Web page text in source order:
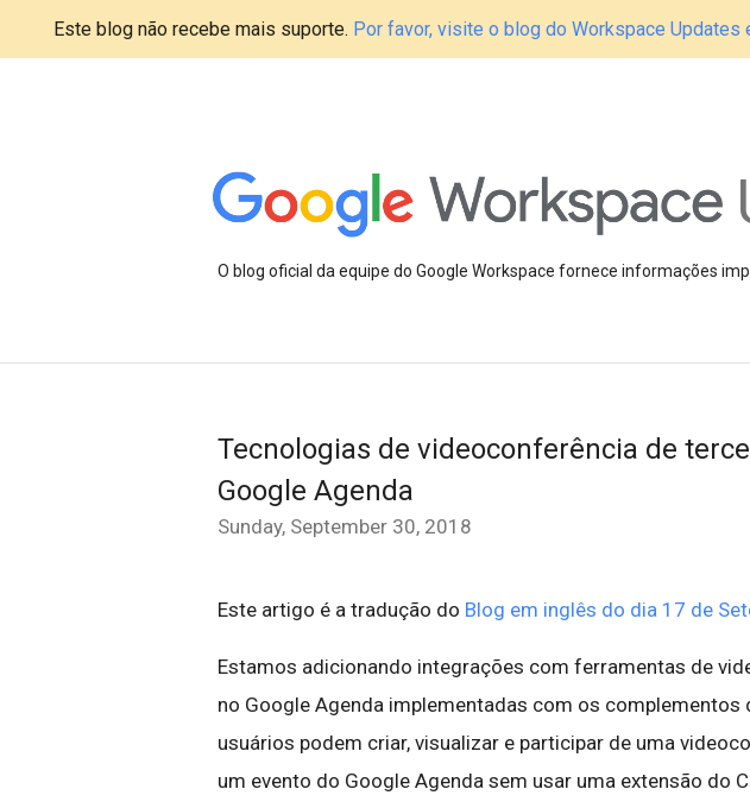
Este blog não recebe mais suporte. Por favor, visite o blog do Workspace Updates
O blog oficial da equipe do Google Workspace fornece informações
Tecnologias de videoconferência de
Google Agenda
Sunday, September 30, 2018
Este artigo é a tradução do Blog em inglês do dia 17 de
Estamos adicionando integrações com ferramentas de
no Google Agenda implementadas com os complementos
usuários podem criar, visualizar e participar de uma
um evento do Google Agenda sem usar uma extensão do